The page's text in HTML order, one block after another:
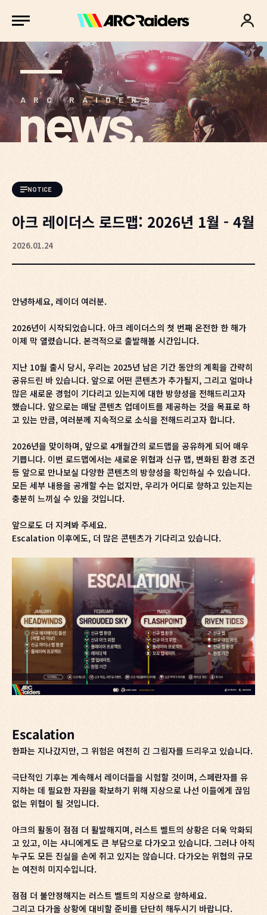
ARC RAIDERS
news.
NOTICE
아크 레이더스 로드맵: 2026년 1월 - 4월
2026.01.24
안녕하세요, 레이더 여러분.
2026년이 시작되었습니다. 아크 레이더스의 첫 번째 온전한 한 해가
이제 막 열렸습니다. 본격적으로 출발해볼 시간입니다.
지난 10월 출시 당시, 우리는 2025년 남은 기간 동안의 계획을 간략히
공유드린 바 있습니다. 앞으로 어떤 콘텐츠가 추가될지, 그리고 얼마나
많은 새로운 경험이 기다리고 있는지에 대한 방향성을 전해드리고자
했습니다. 앞으로는 매달 콘텐츠 업데이트를 제공하는 것을 목표로 하
고 있는 만큼, 여러분께 지속적으로 소식을 전해드리고자 합니다.
2026년을 맞이하며, 앞으로 4개월간의 로드맵을 공유하게 되어 매우
기쁩니다. 이번 로드맵에서는 새로운 위협과 신규 맵, 변화된 환경 조건
등 앞으로 만나보실 다양한 콘텐츠의 방향성을 확인하실 수 있습니다.
모든 세부 내용을 공개할 수는 없지만, 우리가 어디로 향하고 있는지는
충분히 느끼실 수 있을 것입니다.
앞으로도 더 지켜봐 주세요.
Escalation 이후에도, 더 많은 콘텐츠가 기다리고 있습니다.
Escalation
한파는 지나갔지만, 그 위험은 여전히 긴 그림자를 드리우고 있습니다.
극단적인 기후는 계속해서 레이더들을 시험할 것이며, 스페란자를 유
지하는 데 필요한 자원을 확보하기 위해 지상으로 나선 이들에게 끊임
없는 위협이 될 것입니다.
아크의 활동이 점점 더 활발해지며, 러스트 벨트의 상황은 더욱 악화되
고 있고, 이는 샤니에게도 큰 부담으로 다가오고 있습니다. 그러나 아직
누구도 모든 진실을 손에 쥐고 있지는 않습니다. 다가오는 위협의 규모
는 여전히 미지수입니다.
점점 더 불안정해지는 러스트 벨트의 지상으로 향하세요.
그리고 다가올 상황에 대비할 준비를 단단히 해두시기 바랍니다.